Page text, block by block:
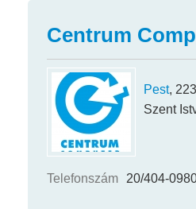
Centrum
Pest,
Szent
Telefonszám 20/404-